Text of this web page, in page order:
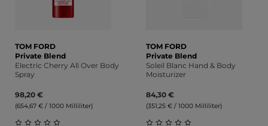
TOM FORD
Private Blend
Electric Cherry All Over Body
Spray
98,20 €
(654,67 € / 1000 Milliliter)
TOM FORD
Private Blend
Soleil Blanc Hand & Body
Moisturizer
84,30 €
(351,25 € / 1000 Milliliter)